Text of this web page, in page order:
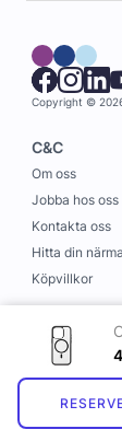
Copyright ©
C&C
Om oss
Jobba hos oss
Kontakta oss
Hitta din
Köpvillkor
Information
Leverans och
Cookies